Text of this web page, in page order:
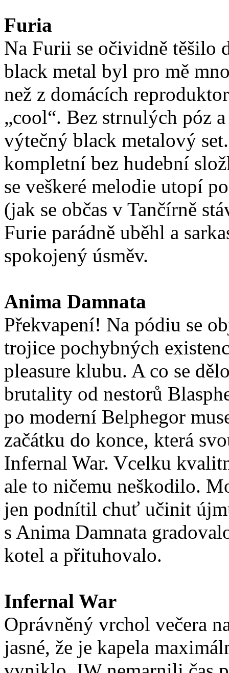
Furia
Na Furii se očividně těšilo
black metal byl pro mě
než z domácích
„cool“. Bez strnulých póz
výtečný black metalový
kompletní bez hudební
se veškeré melodie utopí
(jak se občas v Tančírně
Furie parádně uběhl a
spokojený úsměv.
Anima Damnata
Překvapení! Na pódiu se
trojice pochybných
pleasure klubu. A co se
brutality od nestorů
po moderní Belphegor
začátku do konce, která
Infernal War. Vcelku
ale to ničemu neškodilo.
jen podnítil chuť učinit
s Anima Damnata
kotel a přituhovalo.
Infernal War
Oprávněný vrchol večera
jasné, že je kapela